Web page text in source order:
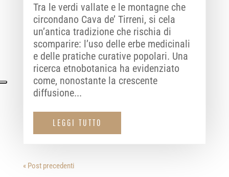
Tra le verdi vallate e le montagne che
circondano Cava de’ Tirreni, si cela
un’antica tradizione che rischia di
scomparire: l’uso delle erbe medicinali
e delle pratiche curative popolari. Una
ricerca etnobotanica ha evidenziato
come, nonostante la crescente
diffusione...
LEGGI TUTTO
« Post precedenti